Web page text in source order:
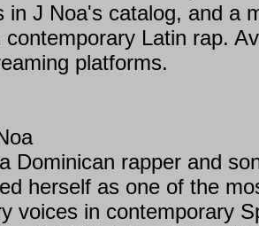
in J Noa's catalog, and a
contemporary Latin rap.
platforms.
Dominican rapper and
herself as one of the
voices in contemporary